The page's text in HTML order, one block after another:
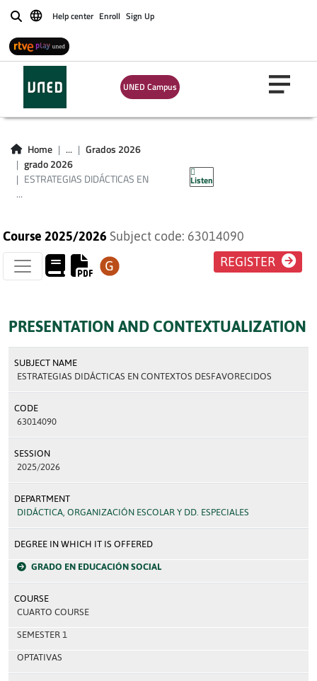
BuscarHelp center Enroll Sign Up
UNED Campus
Home ...
Grados 2026
grado 2026
ESTRATEGIAS DIDÁCTICAS EN
...
Listen
ESTRATEGIAS
DIDÁCTICAS EN
CONTEXTOS
DESFAVORECIDOS
Course 2025/2026 Subject code: 63014090
REGISTER
PRESENTATION AND CONTEXTUALIZATION
SUBJECT NAME
ESTRATEGIAS DIDÁCTICAS EN CONTEXTOS DESFAVORECIDOS
CODE
63014090
SESSION
2025/2026
DEPARTMENT
DIDÁCTICA, ORGANIZACIÓN ESCOLAR Y DD. ESPECIALES
DEGREE IN WHICH IT IS OFFERED
GRADO EN EDUCACIÓN SOCIAL
COURSE
CUARTO COURSE
SEMESTER 1
OPTATIVAS